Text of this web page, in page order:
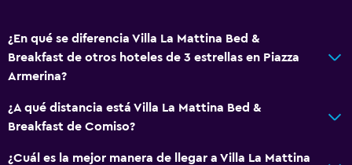
¿En qué se diferencia Villa La Mattina Bed &
Breakfast de otros hoteles de 3 estrellas en Piazza
Armerina?
¿A qué distancia está Villa La Mattina Bed &
Breakfast de Comiso?
¿Cuál es la mejor manera de llegar a Villa La Mattina